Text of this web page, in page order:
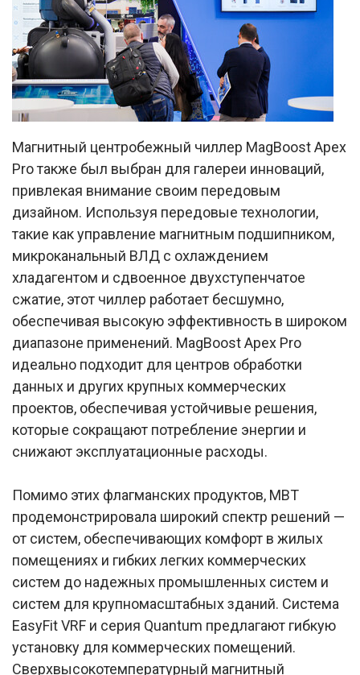
Магнитный центробежный чиллер MagBoost Apex
Pro также был выбран для галереи инноваций,
привлекая внимание своим передовым
дизайном. Используя передовые технологии,
такие как управление магнитным подшипником,
микроканальный ВЛД с охлаждением
хладагентом и сдвоенное двухступенчатое
сжатие, этот чиллер работает бесшумно,
обеспечивая высокую эффективность в широком
диапазоне применений. MagBoost Apex Pro
идеально подходит для центров обработки
данных и других крупных коммерческих
проектов, обеспечивая устойчивые решения,
которые сокращают потребление энергии и
снижают эксплуатационные расходы.
Помимо этих флагманских продуктов, MBT
продемонстрировала широкий спектр решений —
от систем, обеспечивающих комфорт в жилых
помещениях и гибких легких коммерческих
систем до надежных промышленных систем и
систем для крупномасштабных зданий. Система
EasyFit VRF и серия Quantum предлагают гибкую
установку для коммерческих помещений.
Сверхвысокотемпературный магнитный